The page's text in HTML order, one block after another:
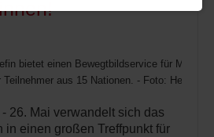
bietet einen Bewegtbildservice für
aus 15 Nationen. - Foto: Hellmann
26. Mai verwandelt sich das
in einen großen Treffpunkt für